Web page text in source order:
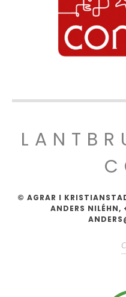
© AGRAR I
ANDERS